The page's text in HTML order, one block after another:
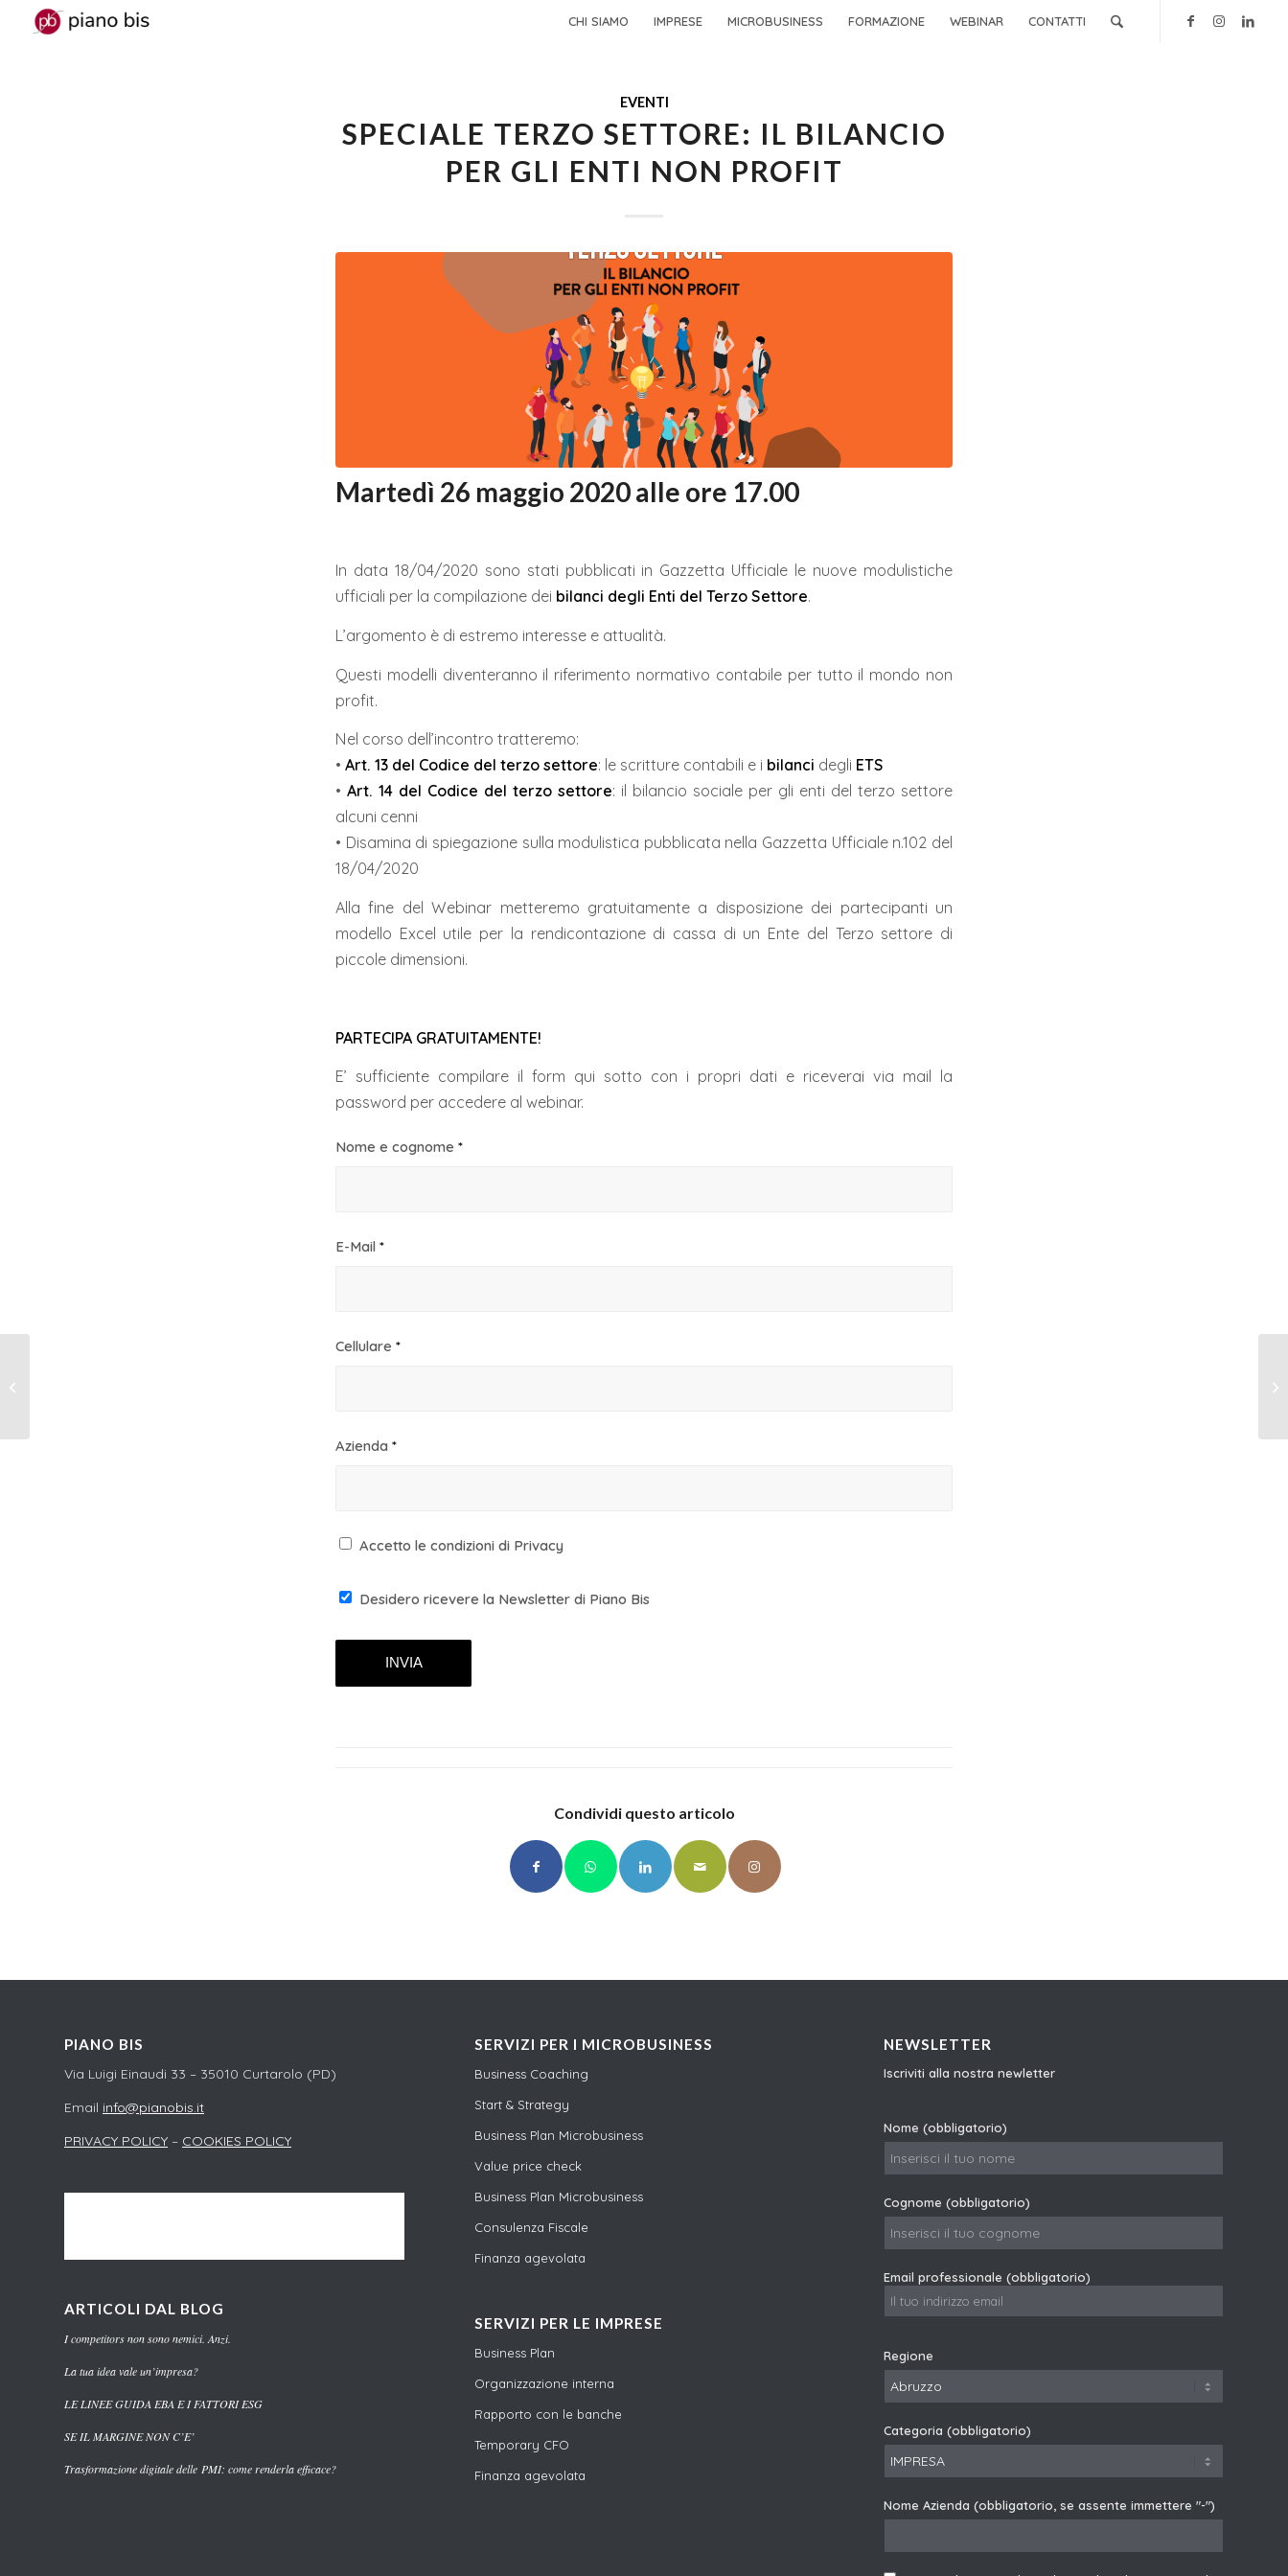
CHI SIAMO IMPRESE MICROBUSINESS FORMAZIONE WEBINAR CONTATTI
EVENTI
SPECIALE TERZO SETTORE: IL BILANCIO
PER GLI ENTI NON PROFIT
Martedì 26 maggio 2020 alle ore 17.00
In data 18/04/2020 sono stati pubblicati in Gazzetta Ufficiale le nuove modulistiche
ufficiali per la compilazione dei bilanci degli Enti del Terzo Settore.
L’argomento è di estremo interesse e attualità.
Questi modelli diventeranno il riferimento normativo contabile per tutto il mondo non
profit.
Nel corso dell’incontro tratteremo:
• Art. 13 del Codice del terzo settore: le scritture contabili e i bilanci degli ETS
• Art. 14 del Codice del terzo settore: il bilancio sociale per gli enti del terzo settore
alcuni cenni
• Disamina di spiegazione sulla modulistica pubblicata nella Gazzetta Ufficiale n.102 del
18/04/2020
Alla fine del Webinar metteremo gratuitamente a disposizione dei partecipanti un
modello Excel utile per la rendicontazione di cassa di un Ente del Terzo settore di
piccole dimensioni.
PARTECIPA GRATUITAMENTE!
E’ sufficiente compilare il form qui sotto con i propri dati e riceverai via mail la
password per accedere al webinar.
Nome e cognome *
E-Mail *
Cellulare *
Azienda *
Accetto le condizioni di Privacy
Desidero ricevere la Newsletter di Piano Bis
Condividi questo articolo
PIANO BIS
Via Luigi Einaudi 33 – 35010 Curtarolo (PD)
Email info@pianobis.it
PRIVACY POLICY – COOKIES POLICY
ARTICOLI DAL BLOG
I competitors non sono nemici. Anzi.
La tua idea vale un’impresa?
LE LINEE GUIDA EBA E I FATTORI ESG
SE IL MARGINE NON C’E’
Trasformazione digitale delle PMI: come renderla efficace?
SERVIZI PER I MICROBUSINESS
Business Coaching
Start & Strategy
Business Plan Microbusiness
Value price check
Business Plan Microbusiness
Consulenza Fiscale
Finanza agevolata
SERVIZI PER LE IMPRESE
Business Plan
Organizzazione interna
Rapporto con le banche
Temporary CFO
Finanza agevolata
NEWSLETTER
Iscriviti alla nostra newletter
Nome (obbligatorio)
Cognome (obbligatorio)
Email professionale (obbligatorio)
Regione
Categoria (obbligatorio)
Nome Azienda (obbligatorio, se assente immettere "-")